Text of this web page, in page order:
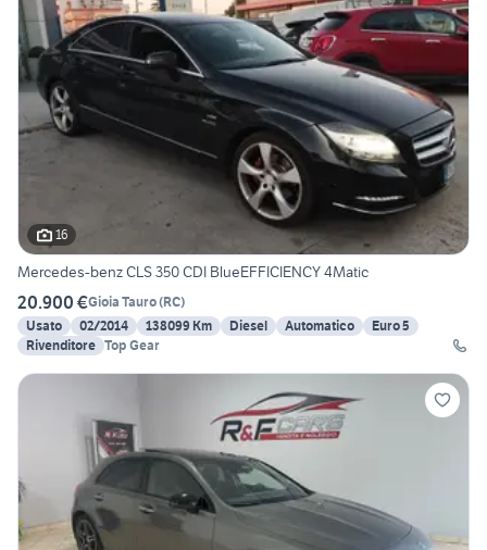
16
Mercedes-benz CLS 350 CDI BlueEFFICIENCY 4Matic
20.900 €Gioia Tauro(RC)
Usato
02/2014 138099 Km Diesel Automatico
Euro 5
Rivenditore Top Gear